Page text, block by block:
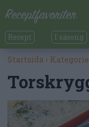
Recept I säsong
Startsida ›